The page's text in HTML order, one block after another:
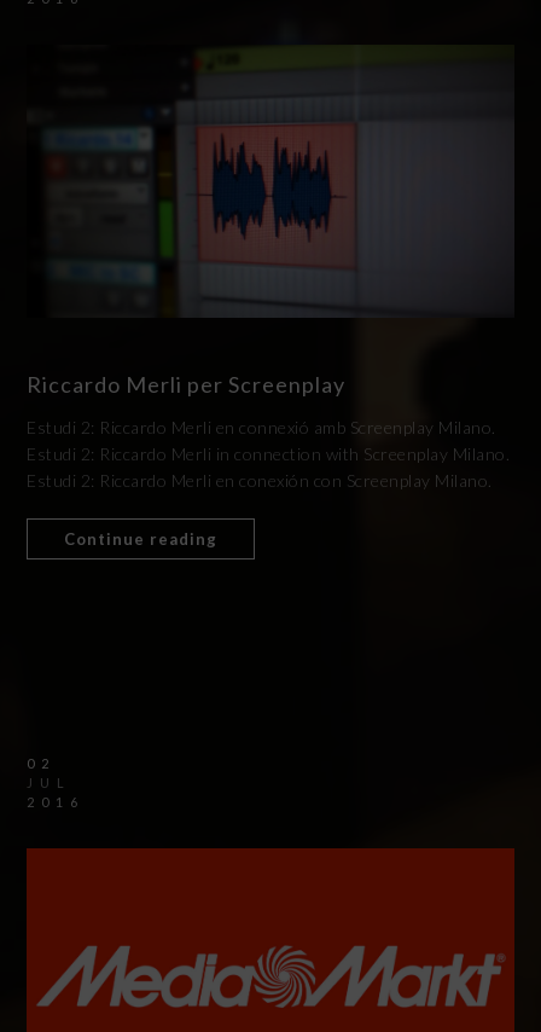
Riccardo Merli per Screenplay
Estudi 2: Riccardo Merli en connexió amb Screenplay Milano.
Estudi 2: Riccardo Merli in connection with Screenplay Milano.
Estudi 2: Riccardo Merli en conexión con Screenplay Milano.
Continue reading
02
JUL
2016